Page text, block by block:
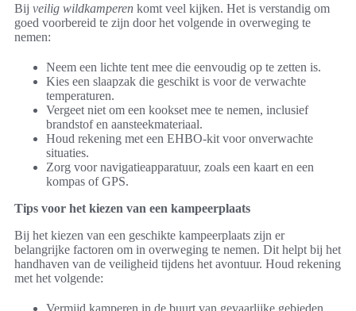
Bij veilig wildkamperen komt veel kijken. Het is verstandig om
goed voorbereid te zijn door het volgende in overweging te
nemen:
Neem een lichte tent mee die eenvoudig op te zetten is.
Kies een slaapzak die geschikt is voor de verwachte
temperaturen.
Vergeet niet om een kookset mee te nemen, inclusief
brandstof en aansteekmateriaal.
Houd rekening met een EHBO-kit voor onverwachte
situaties.
Zorg voor navigatieapparatuur, zoals een kaart en een
kompas of GPS.
Tips voor het kiezen van een kampeerplaats
Bij het kiezen van een geschikte kampeerplaats zijn er
belangrijke factoren om in overweging te nemen. Dit helpt bij het
handhaven van de veiligheid tijdens het avontuur. Houd rekening
met het volgende:
Vermijd kamperen in de buurt van gevaarlijke gebieden,